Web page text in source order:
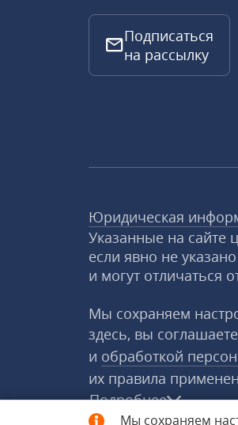
Мы сохраняем
Подписаться
на рассылку
Юридическая
Указанные на сайте
если явно не
и могут отличаться
Мы сохраняем
здесь, вы
и обработкой
их правила
Подробнее